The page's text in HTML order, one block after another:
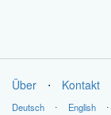
Über ⋅ Kontakt
Deutsch ⋅ English ⋅